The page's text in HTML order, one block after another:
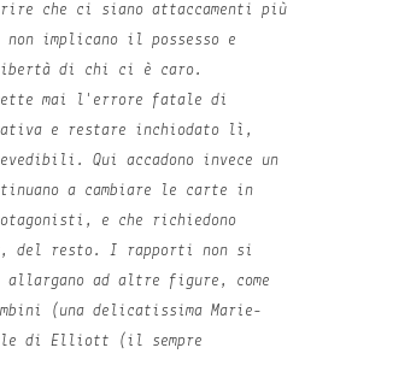
che ci siano attaccamenti più
implicano il possesso e
di chi ci è caro.
mai l'errore fatale di
e restare inchiodato lì,
Qui accadono invece un
a cambiare le carte in
e che richiedono
del resto. I rapporti non si
ad altre figure, come
(una delicatissima Marie-
di Elliott (il sempre